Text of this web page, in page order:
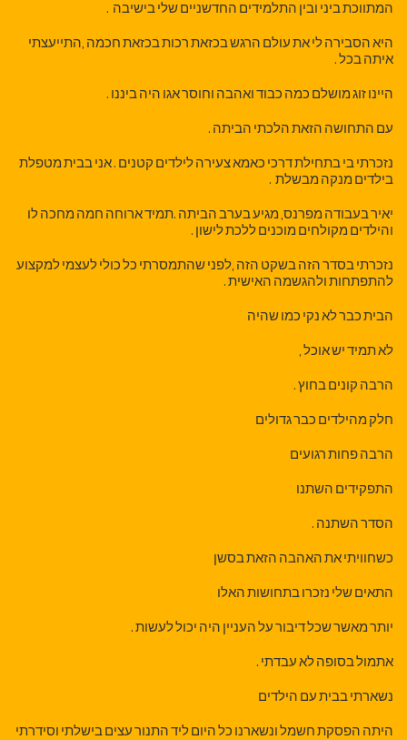
המתווכת ביני ובין התלמידים החדשניים שלי בישיבה .
היא הסבירה לי את עולם הרגש בכזאת רכות בכזאת חכמה ,התייעצתי
איתה בכל .
היינו זוג מושלם כמה כבוד ואהבה וחוסר אגו היה ביננו .
עם התחושה הזאת הלכתי הביתה .
נזכרתי בי בתחילת דרכי כאמא צעירה לילדים קטנים . אני בבית מטפלת
בילדים מנקה מבשלת .
יאיר בעבודה מפרנס, מגיע בערב הביתה .תמיד ארוחה חמה מחכה לו
והילדים מקולחים מוכנים ללכת לישון .
נזכרתי בסדר הזה בשקט הזה ,לפני שהתמסרתי כל כולי לעצמי למקצוע
להתפתחות ולהגשמה האישית .
הבית כבר לא נקי כמו שהיה
לא תמיד יש אוכל ,
הרבה קונים בחוץ .
חלק מהילדים כבר גדולים
הרבה פחות רגועים
התפקידים השתנו
הסדר השתנה .
כשחוויתי את האהבה הזאת בסשן
התאים שלי נזכרו בתחושות האלו
יותר מאשר שכל דיבור על העניין היה יכול לעשות .
אתמול בסופה לא עבדתי .
נשארתי בבית עם הילדים
היתה הפסקת חשמל ונשארנו כל היום ליד התנור עצים בישלתי וסידרתי